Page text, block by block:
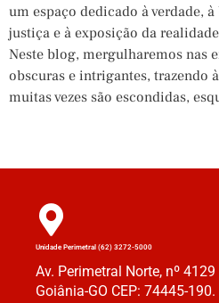
um espaço dedicado à verdade,
justiça e à exposição da
Neste blog, mergulharemos nas
obscuras e intrigantes, trazendo
muitas vezes são escondidas,
Unidade Perimetral (62) 3272-5000
Av. Perimetral Norte, nº
Goiânia-GO CEP: 74445-190.